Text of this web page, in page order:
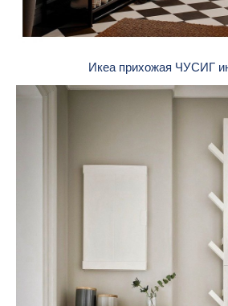
Икеа прихожая ЧУСИГ